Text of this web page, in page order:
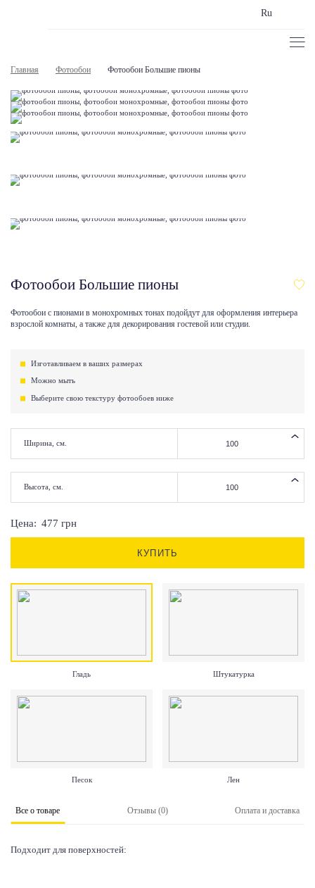
Ru
Главная Фотообои Фотообои Большие пионы
Фотообои Большие пионы
Фотообои с пионами в монохромных тонах подойдут для оформления интерьера
взрослой комнаты, а также для декорирования гостевой или студии.
Изготавливаем в ваших размерах
Можно мыть
Выберите свою текстуру фотообоев ниже
Ширина, см.
Высота, см.
Цена: 477 грн
КУПИТЬ
Гладь Штукатурка
Песок Лен
Все о товаре Отзывы (0) Оплата и доставка
Подходит для поверхностей: